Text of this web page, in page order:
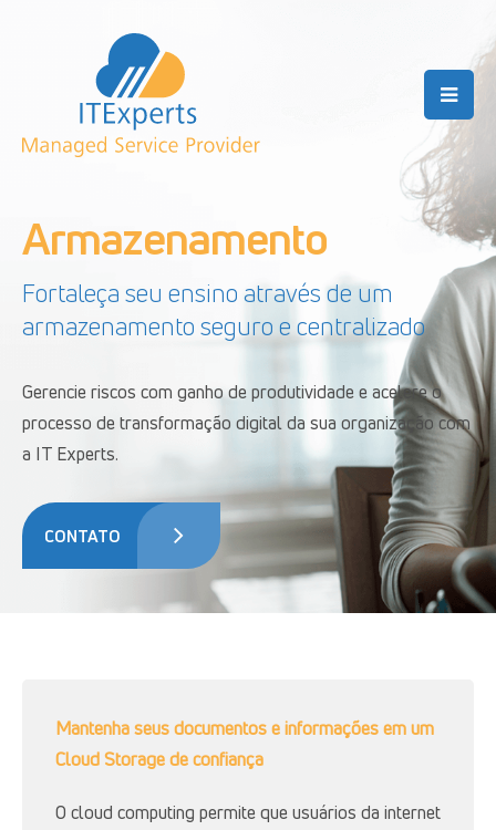
Armazenamento
Fortaleça seu ensino através de um
armazenamento seguro e centralizado
Gerencie riscos com ganho de produtividade e acelere o
processo de transformação digital da sua organização com
a IT Experts.
CONTATO
Mantenha seus documentos e informações em um
Cloud Storage de confiança
O cloud computing permite que usuários da internet